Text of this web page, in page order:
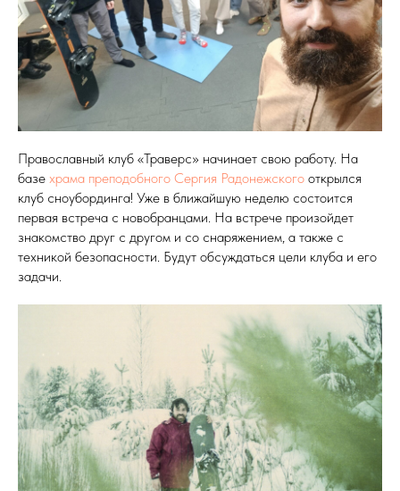
Православный клуб «Траверс» начинает свою работу. На
базе храма преподобного Сергия Радонежского открылся
клуб сноубординга! Уже в ближайшую неделю состоится
первая встреча с новобранцами. На встрече произойдет
знакомство друг с другом и со снаряжением, а также с
техникой безопасности. Будут обсуждаться цели клуба и его
задачи.